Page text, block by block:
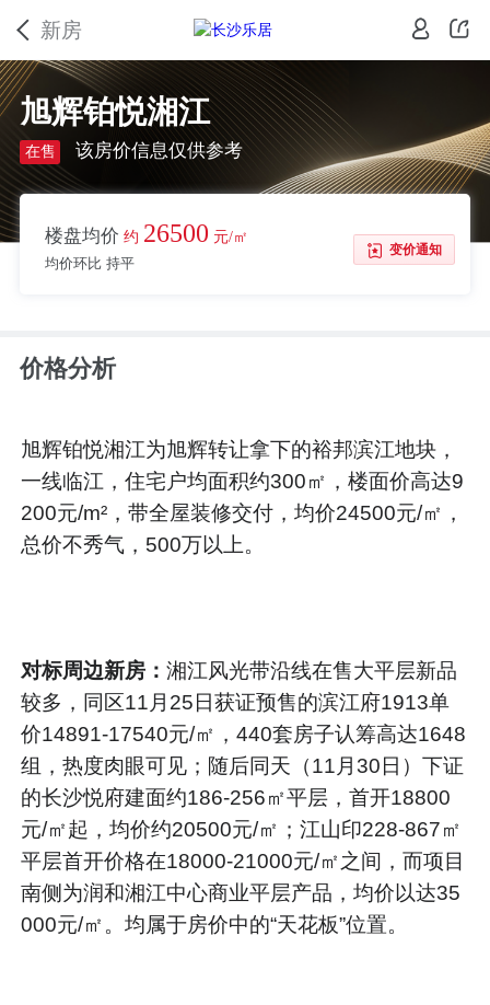
新房
旭辉铂悦湘江
在售 该房价信息仅供参考
楼盘均价 约 26500 元/㎡
均价环比 持平
变价通知
价格分析
旭辉铂悦湘江为旭辉转让拿下的裕邦滨江地块，
一线临江，住宅户均面积约300㎡，楼面价高达9
200元/m²，带全屋装修交付，均价24500元/㎡，
总价不秀气，500万以上。
对标周边新房：湘江风光带沿线在售大平层新品
较多，同区11月25日获证预售的滨江府1913单
价14891-17540元/㎡，440套房子认筹高达1648
组，热度肉眼可见；随后同天（11月30日）下证
的长沙悦府建面约186-256㎡平层，首开18800
元/㎡起，均价约20500元/㎡；江山印228-867㎡
平层首开价格在18000-21000元/㎡之间，而项目
南侧为润和湘江中心商业平层产品，均价以达35
000元/㎡。均属于房价中的“天花板”位置。